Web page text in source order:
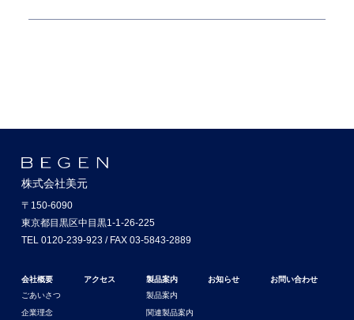
株式会社美元
〒150-6090
東京都目黒区中目黒1-1-26-225
TEL 0120-239-923 / FAX 03-5843-2889
会社概要
ごあいさつ
企業理念
アクセス
製品案内
製品案内
関連製品案内
お知らせ お問い合わせ